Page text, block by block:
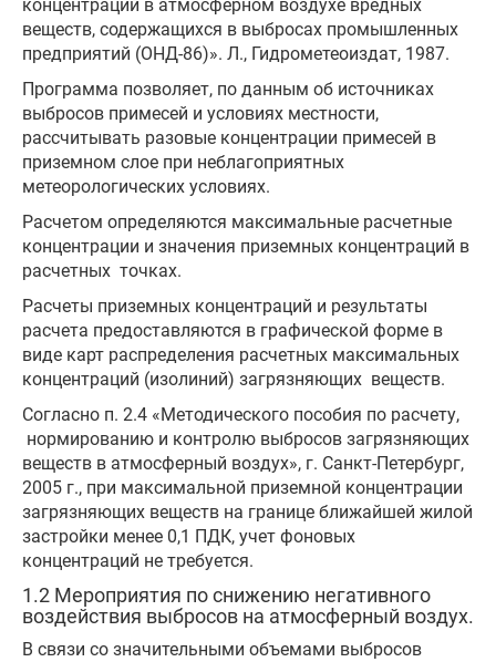
концентраций в атмосферном воздухе вредных
веществ, содержащихся в выбросах промышленных
предприятий (ОНД-86)». Л., Гидрометеоиздат, 1987.
Программа позволяет, по данным об источниках
выбросов примесей и условиях местности,
рассчитывать разовые концентрации примесей в
приземном слое при неблагоприятных
метеорологических условиях.
Расчетом определяются максимальные расчетные
концентрации и значения приземных концентраций в
расчетных точках.
Расчеты приземных концентраций и результаты
расчета предоставляются в графической форме в
виде карт распределения расчетных максимальных
концентраций (изолиний) загрязняющих веществ.
Согласно п. 2.4 «Методического пособия по расчету,
нормированию и контролю выбросов загрязняющих
веществ в атмосферный воздух», г. Санкт-Петербург,
2005 г., при максимальной приземной концентрации
загрязняющих веществ на границе ближайшей жилой
застройки менее 0,1 ПДК, учет фоновых
концентраций не требуется.
1.2 Мероприятия по снижению негативного
воздействия выбросов на атмосферный воздух.
В связи со значительными объемами выбросов